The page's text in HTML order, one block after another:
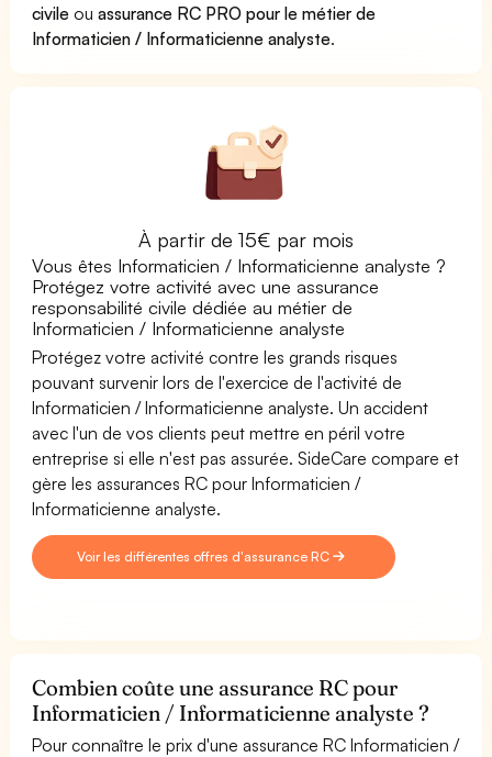
civile ouassurance RC PRO pour le métier de
Informaticien / Informaticienne analyste.
À partir de 15€ par mois
Vous êtes Informaticien / Informaticienne analyste ?
Protégez votre activité avec une assurance
responsabilité civile dédiée au métier de
Informaticien / Informaticienne analyste
Protégez votre activité contre les grands risques
pouvant survenir lors de l'exercice de l'activité de
Informaticien / Informaticienne analyste. Un accident
avec l'un de vos clients peut mettre en péril votre
entreprise si elle n'est pas assurée. SideCare compare et
gère les assurances RC pour Informaticien /
Informaticienne analyste.
Voir les différentes offres d'assurance RC
Combien coûte une assurance RC pour
Informaticien / Informaticienne analyste ?
Pour connaître le prix d'une assurance RC Informaticien /